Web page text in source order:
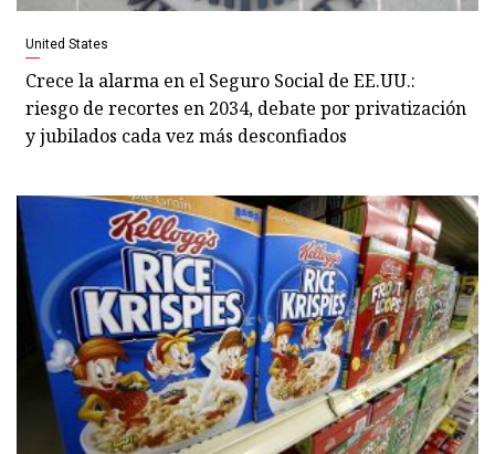
United States
Crece la alarma en el Seguro Social de EE.UU.:
riesgo de recortes en 2034, debate por privatización
y jubilados cada vez más desconfiados